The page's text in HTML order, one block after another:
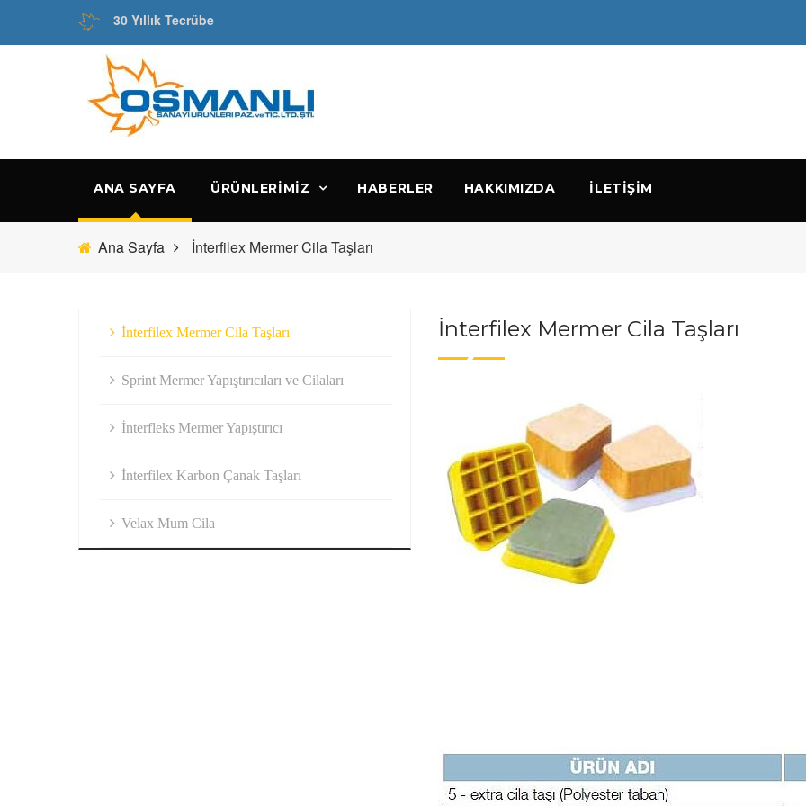
30 Yıllık Tecrübe
ANA SAYFA ÜRÜNLERIMIZ HABERLER HAKKIMIZDA ILETIŞIM
Ana Sayfa İnterfilex Mermer Cila Taşları
İnterfilex Mermer Cila Taşları
İnterfilex Mermer Cila Taşları
Sprint Mermer Yapıştırıcıları ve Cilaları
İnterfleks Mermer Yapıştırıcı
İnterfilex Karbon Çanak Taşları
Velax Mum Cila